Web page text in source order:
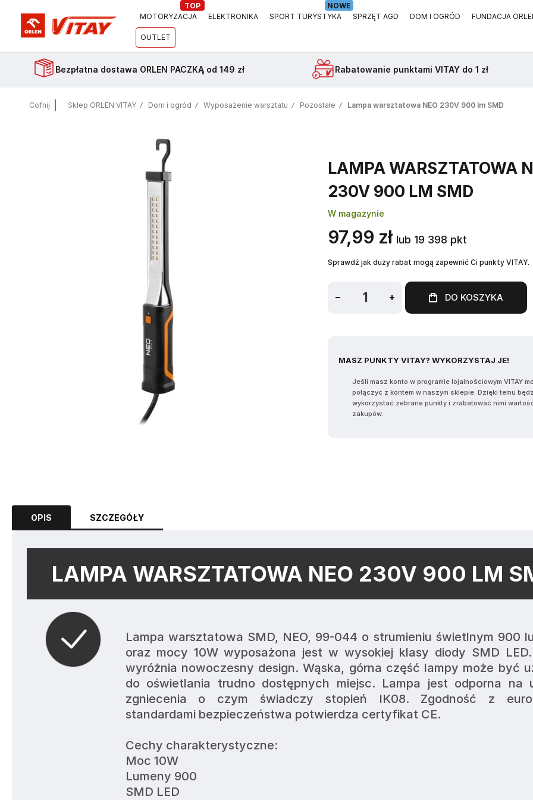
MOTORYZACJA
TOP
ELEKTRONIKA
SPORT TURYSTYKA
NOWE
SPRZĘT AGD
DOM I OGRÓD FUNDACJA
OUTLET
Bezpłatna dostawa ORLEN PACZKĄ od 149 zł Rabatowanie punktami VITAY do 1 zł
Cofnij Sklep ORLEN VITAY Dom i ogród Wyposażenie warsztatu Pozostałe Lampa warsztatowa NEO 230V 900 lm SMD
LAMPA WARSZTATOWA
230V 900 LM SMD
W magazynie
97,99 zł lub 19 398 pkt
Sprawdź jak duży rabat mogą zapewnić Ci punkty VITAY.
DO KOSZYKA
MASZ PUNKTY VITAY? WYKORZYSTAJ JE!
Jeśli masz konto w programie lojalnościowym VITAY
połączyć z kontem w naszym sklepie. Dzięki temu
wykorzystać zebrane punkty i zrabatować nimi
zakupów.
OPIS
LAMPA WARSZTATOWA NEO 230V 900 LM
Lampa warsztatowa SMD, NEO, 99-044 o strumieniu świetlnym 900
oraz mocy 10W wyposażona jest w wysokiej klasy diody SMD
wyróżnia nowoczesny design. Wąska, górna część lampy może być
do oświetlania trudno dostępnych miejsc. Lampa jest odporna na
zgniecenia o czym świadczy stopień IK08. Zgodność z
standardami bezpieczeństwa potwierdza certyfikat CE.
Cechy charakterystyczne:
Moc 10W
Lumeny 900
SMD LED
SZCZEGÓŁY